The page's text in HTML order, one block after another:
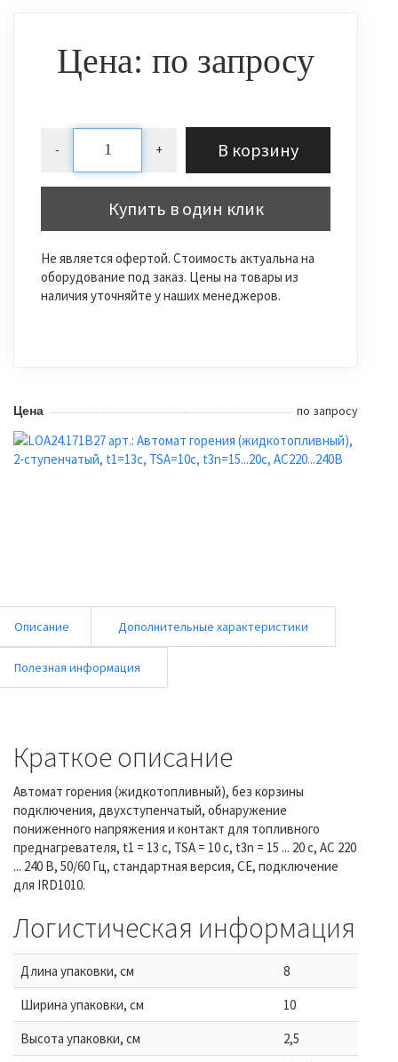
Цена: по запросу
- + В корзину
Купить в один клик
Не является офертой. Стоимость актуальна на
оборудование под заказ. Цены на товары из
наличия уточняйте у наших менеджеров.
Цена по запросу
Описание Дополнительные характеристики
Полезная информация
Краткое описание
Автомат горения (жидкотопливный), без корзины
подключения, двухступенчатый, обнаружение
пониженного напряжения и контакт для топливного
преднагревателя, t1 = 13 с, TSA = 10 с, t3n = 15 ... 20 с, АС 220
... 240 В, 50/60 Гц, стандартная версия, CE, подключение
для IRD1010.
Логистическая информация
Длина упаковки, см
8
Ширина упаковки, см
10
Высота упаковки, см
2,5